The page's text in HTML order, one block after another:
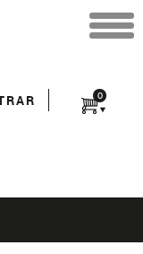
0